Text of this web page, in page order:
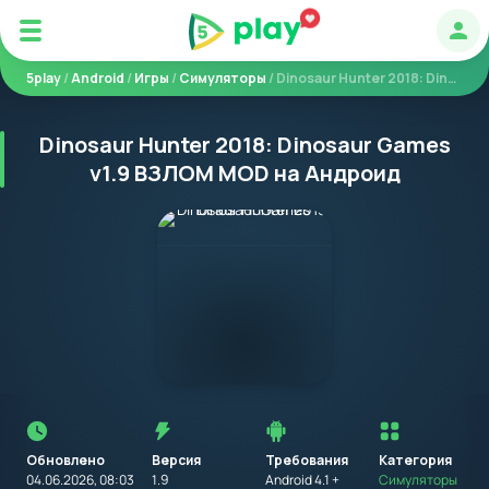
5play/Android /Игры /Симуляторы / Dinosaur Hunter 2018: Dinosaur Games
Dinosaur Hunter 2018: Dinosaur Games
v1.9 ВЗЛОМ MOD на Андроид
Обновлено
04.06.2026, 08:03
Версия
1.9
Требования
Android 4.1 +
установкой
приложения
на
устройство
Категория
Симуляторы